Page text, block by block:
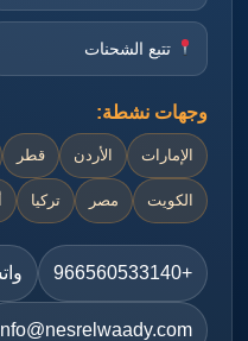
تتبع الشحنات
وجهات نشطة:
الإمارات الأردن قطر
الكويت مصر تركيا
+966560533140